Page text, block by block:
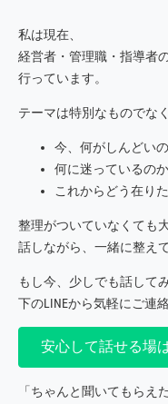
私は現在、
経営者・管理職・指導者
行っています。
テーマは特別なものでな
今、何がしんどい
何に迷っているのか
これからどう在り
整理がついていなくても
話しながら、一緒に整え
もし今、少しでも話して
下のLINEから気軽にご連
安心して話せる場
「ちゃんと聞いてもらえ